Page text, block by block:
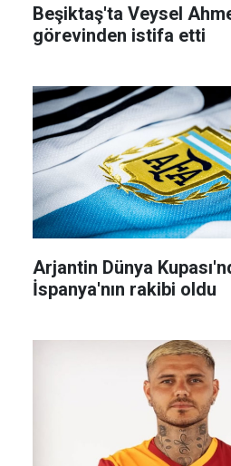
Beşiktaş'ta Veysel
görevinden istifa etti
Arjantin Dünya
İspanya'nın rakibi oldu